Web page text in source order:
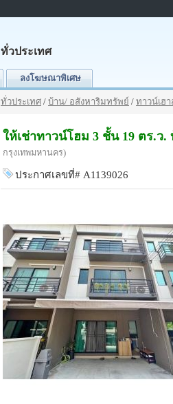
ทั่วประเทศ
ลงโฆษณาพิเศษ
ทั่วประเทศ / บ้าน/ อสังหาริมทรัพย์ / ทาวน์เฮา
ให้เช่าทาวน์โฮม 3 ชั้น 19 ตร.ว
กรุงเทพมหานคร)
ประกาศเลขที่# A1139026